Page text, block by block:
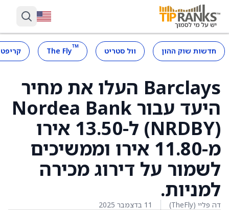
חדשות שוק ההון וול סטריט ™
The Fly
Barclays העלו את מחיר
היעד עבור Nordea Bank
(NRDBY) ל-13.50 אירו
מ-11.80 אירו וממשיכים
לשמור על דירוג מכירה
למניות.
דה פליי (TheFly) 11 בדצמבר 2025